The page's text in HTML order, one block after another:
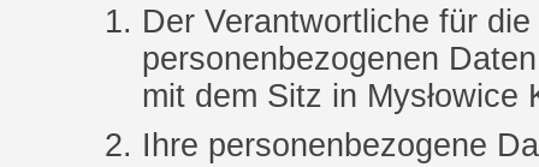
Der Verantwortliche für
personenbezogenen
mit dem Sitz in Mysłowice
Ihre personenbezogene